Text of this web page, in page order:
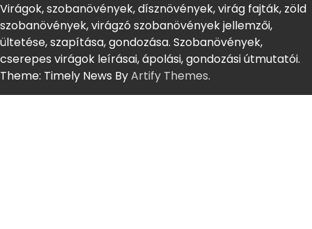
Virágok, szobanövények, dísznövények, virág fajták, zöld
szobanövények, virágzó szobanövények jellemzői,
ültetése, szapítása, gondozása. Szobanövények,
cserepes virágok leírásai, ápolási, gondozási útmutatói.
Theme: Timely News ByArtify Themes.